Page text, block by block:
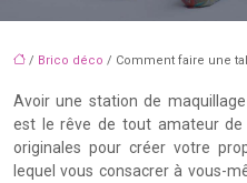
/ Brico déco / Comment faire une
Avoir une station de
est le rêve de tout amateur de
originales pour créer votre
lequel vous consacrer à vous-